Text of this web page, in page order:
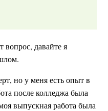
вопрос, давайте я
но у меня есть опыт в
после колледжа была
выпускная работа была